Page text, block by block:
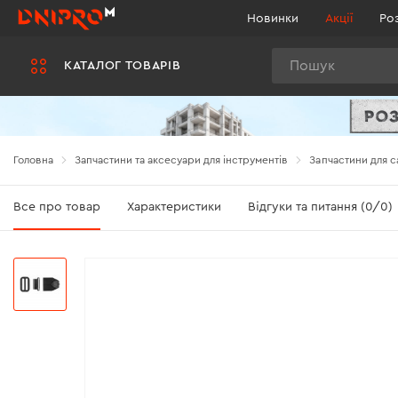
КАТАЛОГ ТОВАРІВ
Новинки Акції
Головна Запчастини та аксесуари для інструментів Запчастини для
Все про товар Характеристики Відгуки та питання (0/0)